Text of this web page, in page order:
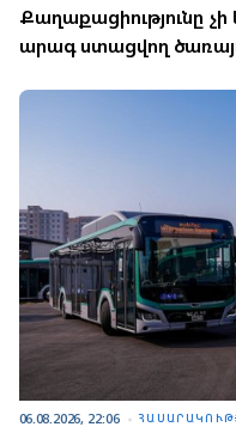
Քաղաքացիությունը չի
արագ ստացվող
06.08.2026, 22:06